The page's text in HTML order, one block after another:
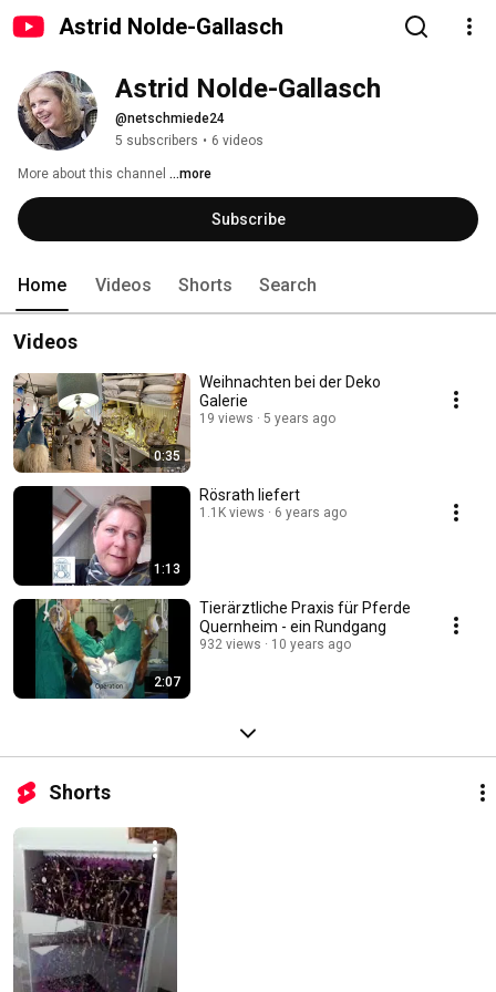
Astrid Nolde-Gallasch
Astrid Nolde-Gallasch
@netschmiede24
5 subscribers • 6 videos
More about this channel ...more
Subscribe
Home Videos Shorts Search
Videos
0:35
Weihnachten bei der Deko
Galerie
19 views 5 years ago
1:13
Rösrath liefert
1.1K views 6 years ago
2:07
Tierärztliche Praxis für Pferde
Quernheim - ein Rundgang
932 views 10 years ago
Shorts